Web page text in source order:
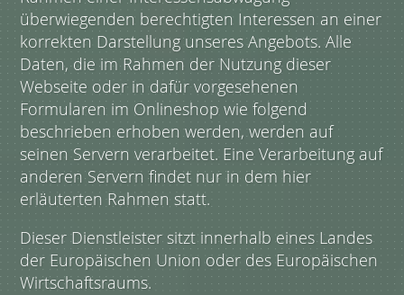
überwiegenden berechtigten Interessen an einer
korrekten Darstellung unseres Angebots. Alle
Daten, die im Rahmen der Nutzung dieser
Webseite oder in dafür vorgesehenen
Formularen im Onlineshop wie folgend
beschrieben erhoben werden, werden auf
seinen Servern verarbeitet. Eine Verarbeitung auf
anderen Servern findet nur in dem hier
erläuterten Rahmen statt.
Dieser Dienstleister sitzt innerhalb eines Landes
der Europäischen Union oder des Europäischen
Wirtschaftsraums.